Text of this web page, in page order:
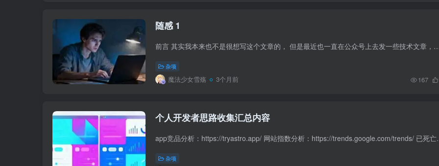
随感 1
前言 其实我本来也不是很想写这个文章的， 但是最近也一直在公众号上去发一些技术文章，博客上也疏忽了，后面博客更多的是用来发自己的感想，思考。 公众号二维码，可以扫码关注 正文 自从19年...
杂项
魔法少女雪殇 3个月前 167
个人开发者思路收集汇总内容
app竞品分析：https://
杂项